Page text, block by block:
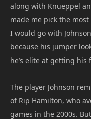
along with Knueppel
made me pick the
I would go with
because his jumper
he’s elite at getting
The player Johnson
of Rip Hamilton, who
games in the 2000s.